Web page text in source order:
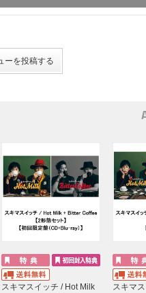
スキマスイッチ / Hot Milk
スキマ